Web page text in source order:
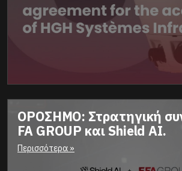
ΟΡΟΣΗΜΟ: Στρατηγική
FA GROUP και Shield AI.
Περισσότερα »